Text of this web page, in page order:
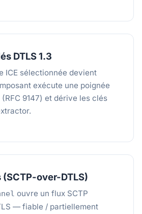
DTLS 1.3
ICE sélectionnée devient
exécute une poignée
(RFC 9147) et dérive les clés
over-DTLS)
ouvre un flux SCTP
— fiable / partiellement